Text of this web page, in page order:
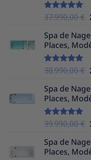
Note5.00
37.990,00€
Spa de
Places,
Note5.00
38.990,00€
Spa de
Places,
Note5.00
39.990,00€
Spa de
Places,